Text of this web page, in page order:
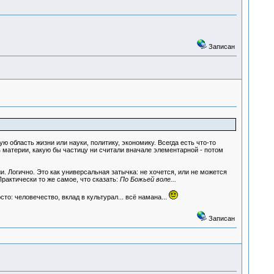
Записан
область жизни или науки, политику, экономику. Всегда есть что-то
какую бы частицу ни считали вначале элементарной - потом
Это как универсальная затычка: не хочется, или не можется
то же самое, что сказать: По Божьей воле...
человечество, вклад в культурал... всё намана...
Записан